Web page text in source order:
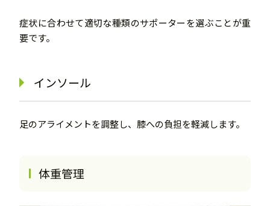
症状に合わせて適切な種類のサポーターを選ぶことが重
要です。
インソール
足のアライメントを調整し、膝への負担を軽減します。
体重管理